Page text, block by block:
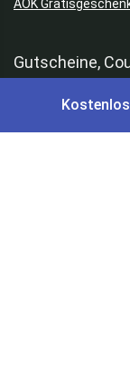
AOK
Gutscheine,
Coupons &